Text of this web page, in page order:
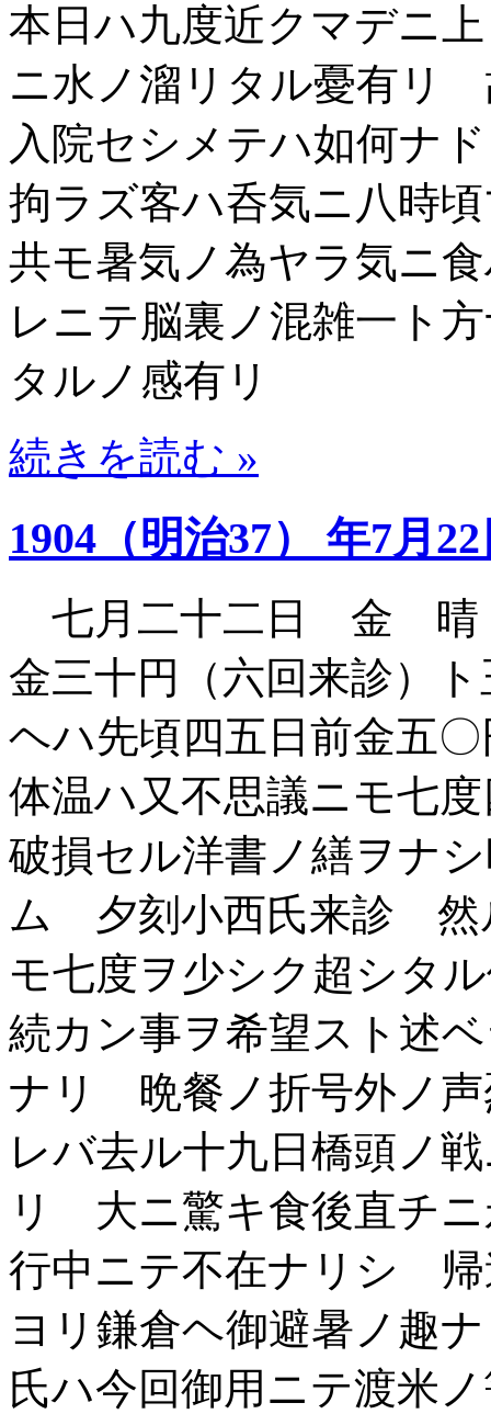
本日ハ九度近クマデニ
ニ水ノ溜リタル憂有リ
入院セシメテハ如何ナ
拘ラズ客ハ呑気ニ八時
共モ暑気ノ為ヤラ気ニ
レニテ脳裏ノ混雑一ト
タルノ感有リ
続きを読む »
1904（明治37） 年7月
七月二十二日 金 晴
金三十円（六回来診）
ヘハ先頃四五日前金五
体温ハ又不思議ニモ七
破損セル洋書ノ繕ヲナ
ム 夕刻小西氏来診 然
モ七度ヲ少シク超シタ
続カン事ヲ希望スト述
ナリ 晩餐ノ折号外ノ声
レバ去ル十九日橋頭ノ
リ 大ニ驚キ食後直チ
行中ニテ不在ナリシ
ヨリ鎌倉ヘ御避暑ノ趣
氏ハ今回御用ニテ渡米